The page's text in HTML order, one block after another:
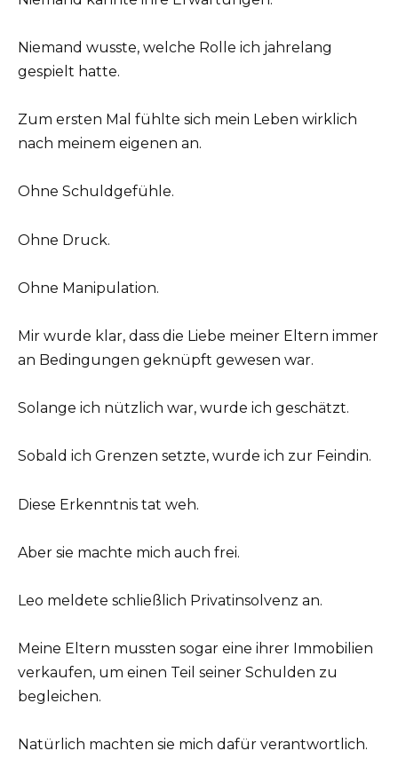
Niemand wusste, welche Rolle ich jahrelang
gespielt hatte.
Zum ersten Mal fühlte sich mein Leben wirklich
nach meinem eigenen an.
Ohne Schuldgefühle.
Ohne Druck.
Ohne Manipulation.
Mir wurde klar, dass die Liebe meiner Eltern immer
an Bedingungen geknüpft gewesen war.
Solange ich nützlich war, wurde ich geschätzt.
Sobald ich Grenzen setzte, wurde ich zur Feindin.
Diese Erkenntnis tat weh.
Aber sie machte mich auch frei.
Leo meldete schließlich Privatinsolvenz an.
Meine Eltern mussten sogar eine ihrer Immobilien
verkaufen, um einen Teil seiner Schulden zu
begleichen.
Natürlich machten sie mich dafür verantwortlich.